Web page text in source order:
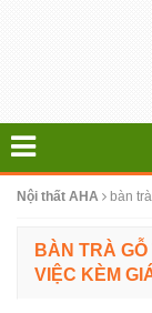
Nội thất AHA bàn
BÀN TRÀ
VIỆC KÈM